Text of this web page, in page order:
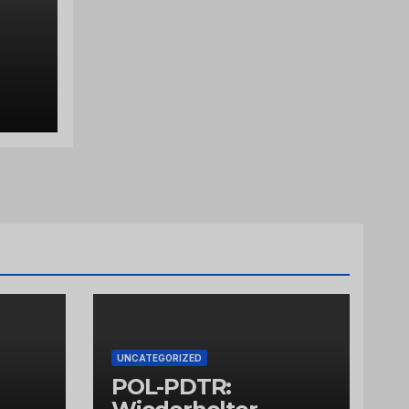
UNCATEGORIZED
POL-PDTR: